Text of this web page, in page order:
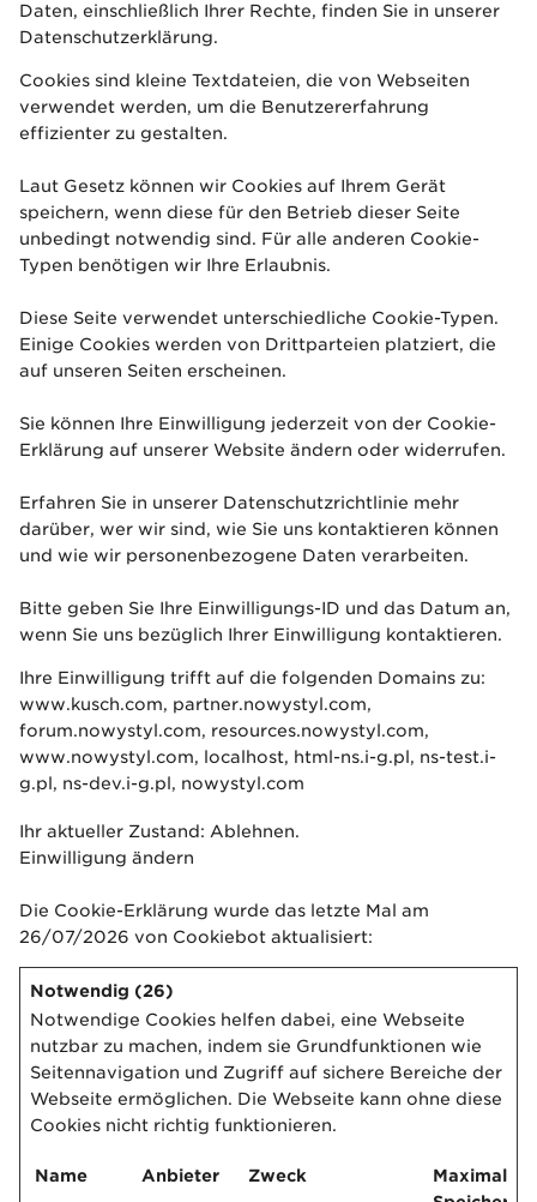
Daten, einschließlich Ihrer Rechte, finden Sie in unserer
Datenschutzerklärung.
Cookies sind kleine Textdateien, die von Webseiten
verwendet werden, um die Benutzererfahrung
effizienter zu gestalten.
Laut Gesetz können wir Cookies auf Ihrem Gerät
speichern, wenn diese für den Betrieb dieser Seite
unbedingt notwendig sind. Für alle anderen Cookie-
Typen benötigen wir Ihre Erlaubnis.
Diese Seite verwendet unterschiedliche Cookie-Typen.
Einige Cookies werden von Drittparteien platziert, die
auf unseren Seiten erscheinen.
Sie können Ihre Einwilligung jederzeit von der Cookie-
Erklärung auf unserer Website ändern oder widerrufen.
Erfahren Sie in unserer Datenschutzrichtlinie mehr
darüber, wer wir sind, wie Sie uns kontaktieren können
und wie wir personenbezogene Daten verarbeiten.
Bitte geben Sie Ihre Einwilligungs-ID und das Datum an,
wenn Sie uns bezüglich Ihrer Einwilligung kontaktieren.
Ihre Einwilligung trifft auf die folgenden Domains zu:
www.kusch.com, partner.nowystyl.com,
forum.nowystyl.com, resources.nowystyl.com,
www.nowystyl.com, localhost, html-ns.i-g.pl, ns-test.i-
g.pl, ns-dev.i-g.pl, nowystyl.com
Ihr aktueller Zustand: Ablehnen.
Einwilligung ändern
Die Cookie-Erklärung wurde das letzte Mal am
26/07/2026 von Cookiebot aktualisiert:
Notwendig (26)
Notwendige Cookies helfen dabei, eine Webseite
nutzbar zu machen, indem sie Grundfunktionen wie
Seitennavigation und Zugriff auf sichere Bereiche der
Webseite ermöglichen. Die Webseite kann ohne diese
Cookies nicht richtig funktionieren.
Name Anbieter Zweck
Maximale